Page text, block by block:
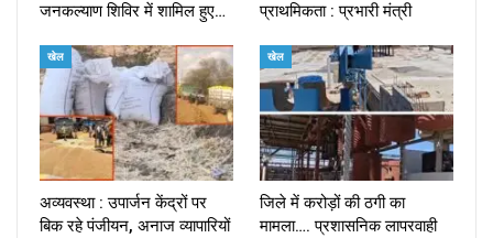
जनकल्याण शिविर में शामिल हुए…
प्राथमिकता : प्रभारी मंत्री
खेल
अव्यवस्था : उपार्जन केंद्रों पर
बिक रहे पंजीयन, अनाज व्यापारियों
खेल
जिले में करोड़ों की ठगी का
मामला…. प्रशासनिक लापरवाही